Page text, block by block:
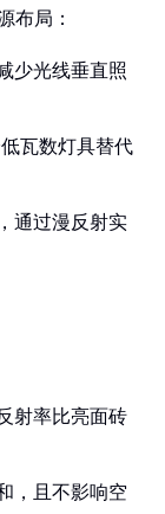
布局：
少光线垂直照
瓦数灯具替代
通过漫反射实
射率比亮面砖
，且不影响空